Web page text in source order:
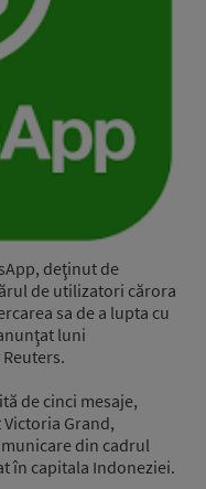
deţinut de
de utilizatori cărora
sa de a lupta cu
luni
de cinci mesaje,
Grand,
din cadrul
în capitala Indoneziei.